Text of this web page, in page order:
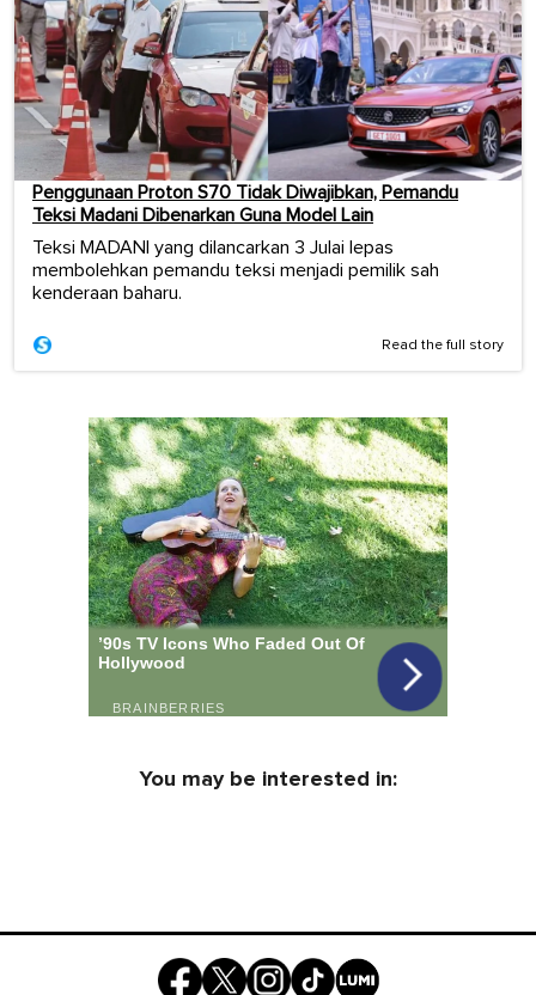
Penggunaan Proton S70 Tidak Diwajibkan, Pemandu
Teksi Madani Dibenarkan Guna Model Lain
Teksi MADANI yang dilancarkan 3 Julai lepas
membolehkan pemandu teksi menjadi pemilik sah
kenderaan baharu.
Read the full story
You may be interested in: